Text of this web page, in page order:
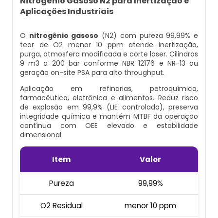
Equipamento Autônomo
Equipamento Autônomo De Proteção
Respiratória
Máscara Autônoma Com Cilindro De
Oxigenio
Equipamento De Respiração Autônoma
Preço
Cilindro De Oxigênio Com Máscara
Conjunto Autônomo De Ar
Respirador Autônomo Msa
Cilindro Para Gases Medicinais
Máscara Respiratória Com Ar Mandado
Aluguel Cilindro De Oxigênio Hospitalar
Ar Respirável Cilindro
Cilindro Ar Respirável
Cilindro De Ar Comprimido Hospitalar
Cilindro De Ar Comprimido Mergulho
Cilindro De Ar Respirável A Venda
Cilindro De Ar Respirável Comprar
Kit Ar Mandado
Respirador Ar Mandado
Respirador De Ar Mandado
Ar Mandado A Venda
Ar Mandado Onde Encontrar
Ar Mandado Preço
Ar Mandado Valor
Cilindro Ar Mandado
Comprar Ar Mandado
Aplicações Industriais
O nitrogênio gasoso (N2) com pureza 99,99% e
teor de O2 menor 10 ppm atende inertização,
purga, atmosfera modificada e corte laser. Cilindros
9 m3 a 200 bar conforme NBR 12176 e NR-13 ou
geração on-site PSA para alto throughput.
Aplicação em refinarias, petroquímica,
farmacêutica, eletrônica e alimentos. Reduz risco
de explosão em 99,9% (LIE controlada), preserva
integridade química e mantém MTBF da operação
contínua com OEE elevado e estabilidade
dimensional.
Item Valor
Pureza 99,99%
O2 Residual menor 10 ppm